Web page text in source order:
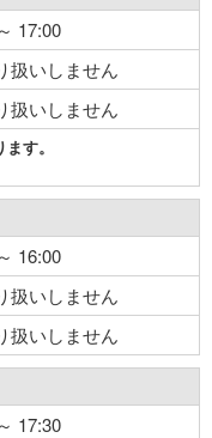
17:00
扱いしません
扱いしません
す。
16:00
扱いしません
扱いしません
17:30